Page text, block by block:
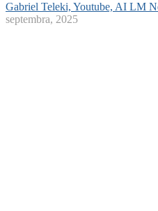
Gabriel Teleki, Youtube, AI LM
septembra, 2025